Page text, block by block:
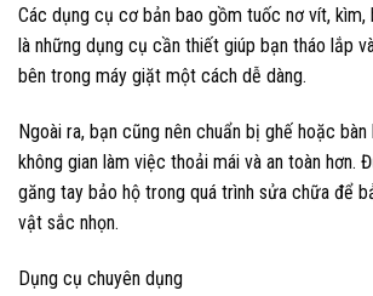
Các dụng cụ cơ bản bao gồm tuốc nơ vít, kìm,
là những dụng cụ cần thiết giúp bạn tháo lắp
bên trong máy giặt một cách dễ dàng.
Ngoài ra, bạn cũng nên chuẩn bị ghế hoặc
không gian làm việc thoải mái và an toàn hơn.
găng tay bảo hộ trong quá trình sửa chữa để
vật sắc nhọn.
Dụng cụ chuyên dụng